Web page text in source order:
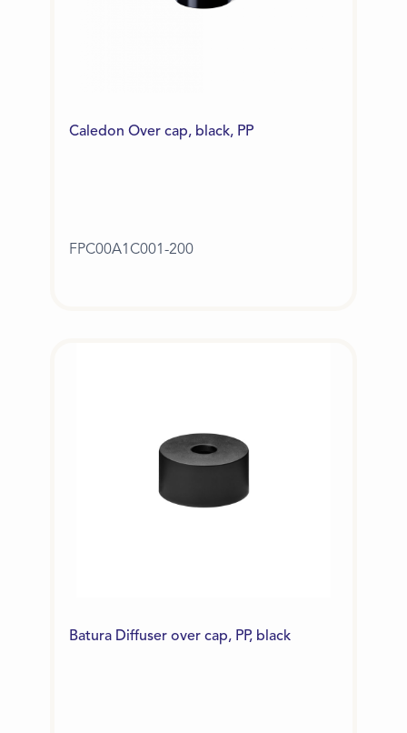
Caledon Over cap, black, PP
FPC00A1C001-200
Batura Diffuser over cap, PP, black